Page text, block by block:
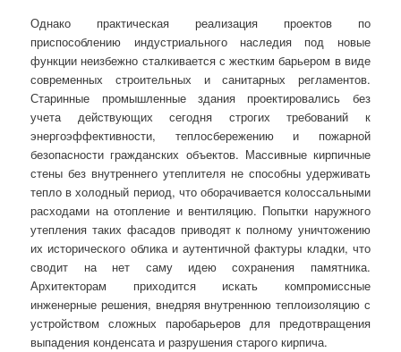
Однако практическая реализация проектов по
приспособлению индустриального наследия под новые
функции неизбежно сталкивается с жестким барьером в виде
современных строительных и санитарных регламентов.
Старинные промышленные здания проектировались без
учета действующих сегодня строгих требований к
энергоэффективности, теплосбережению и пожарной
безопасности гражданских объектов. Массивные кирпичные
стены без внутреннего утеплителя не способны удерживать
тепло в холодный период, что оборачивается колоссальными
расходами на отопление и вентиляцию. Попытки наружного
утепления таких фасадов приводят к полному уничтожению
их исторического облика и аутентичной фактуры кладки, что
сводит на нет саму идею сохранения памятника.
Архитекторам приходится искать компромиссные
инженерные решения, внедряя внутреннюю теплоизоляцию с
устройством сложных паробарьеров для предотвращения
выпадения конденсата и разрушения старого кирпича.